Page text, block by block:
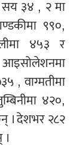
सय ३४ , २ मा
९९०,
४५३ र
आइसोलेशनमा
, वाग्मतीमा
४२०,
। देशभर २८२